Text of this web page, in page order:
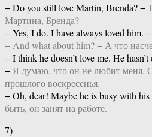
− Do you still love Martin, Brenda? −
Мартина, Бренда?
− Yes, I do. I have always loved him. −
− And what about him? − А что
− I think he doesn’t love me. He
− Я думаю, что он не любит меня.
прошлого воскресенья.
− Oh, dear! Maybe he is busy with
быть, он занят на работе.
7)